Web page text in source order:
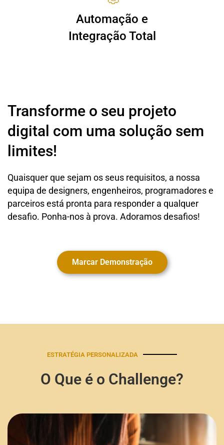
Automação e
Integração Total
Automação e
Integração Total
Transforme o seu projeto
digital com uma solução sem
limites!
Quaisquer que sejam os seus requisitos, a nossa
equipa de designers, engenheiros, programadores e
parceiros está pronta para responder a qualquer
desafio. Ponha-nos à prova. Adoramos desafios!
Marcar Demonstração
ESTRATÉGIA PERSONALIZADA
O Que é o Challenge?